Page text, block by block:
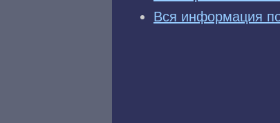
Вся информация